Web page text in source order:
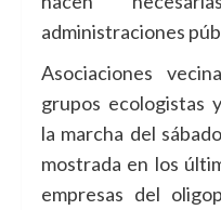
administraciones
Asociaciones
grupos ecologistas
la marcha del
mostrada en los
empresas del